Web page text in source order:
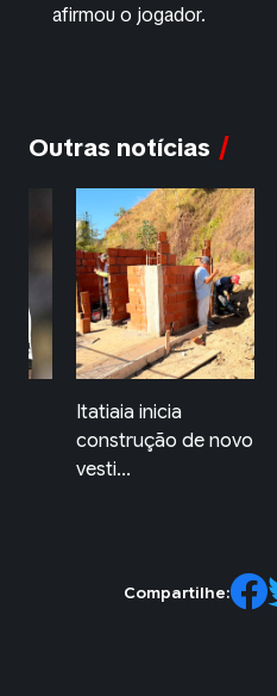
afirmou o jogador.
Outras notícias
Itatiaia inicia
construção de novo
vesti...
Compartilhe: